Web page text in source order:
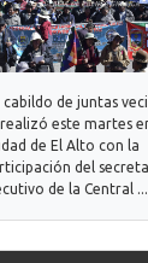
cabildo de juntas
realizó este martes
de El Alto con la
del
de la Central ...